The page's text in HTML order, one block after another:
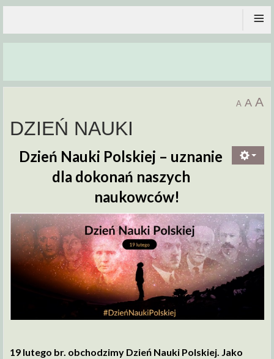
≡
A A A
DZIEŃ NAUKI
Dzień Nauki Polskiej – uznanie
dla dokonań naszych
naukowców!
19 lutego br. obchodzimy Dzień Nauki Polskiej. Jako